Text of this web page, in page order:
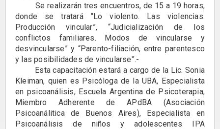
Se realizarán tres encuentros, de 15 a 19 horas,
donde se tratará “Lo violento. Las violencias.
Producción vincular”, “Judicialización de los
conflictos familiares. Modos de vincularse y
desvincularse” y “Parento-filiación, entre parentesco
y las posibilidades de vincularse”.-
Esta capacitación estará a cargo de la Lic. Sonia
Kleiman, quien es Psicóloga de la UBA, Especialista
en psicoanálisis, Escuela Argentina de Psicoterapia,
Miembro Adherente de APdBA (Asociación
Psicoanálitica de Buenos Aires), Especialista en
Psicoanálisis de niños y adolescentes IPA